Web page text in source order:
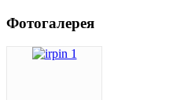
Фотогалерея